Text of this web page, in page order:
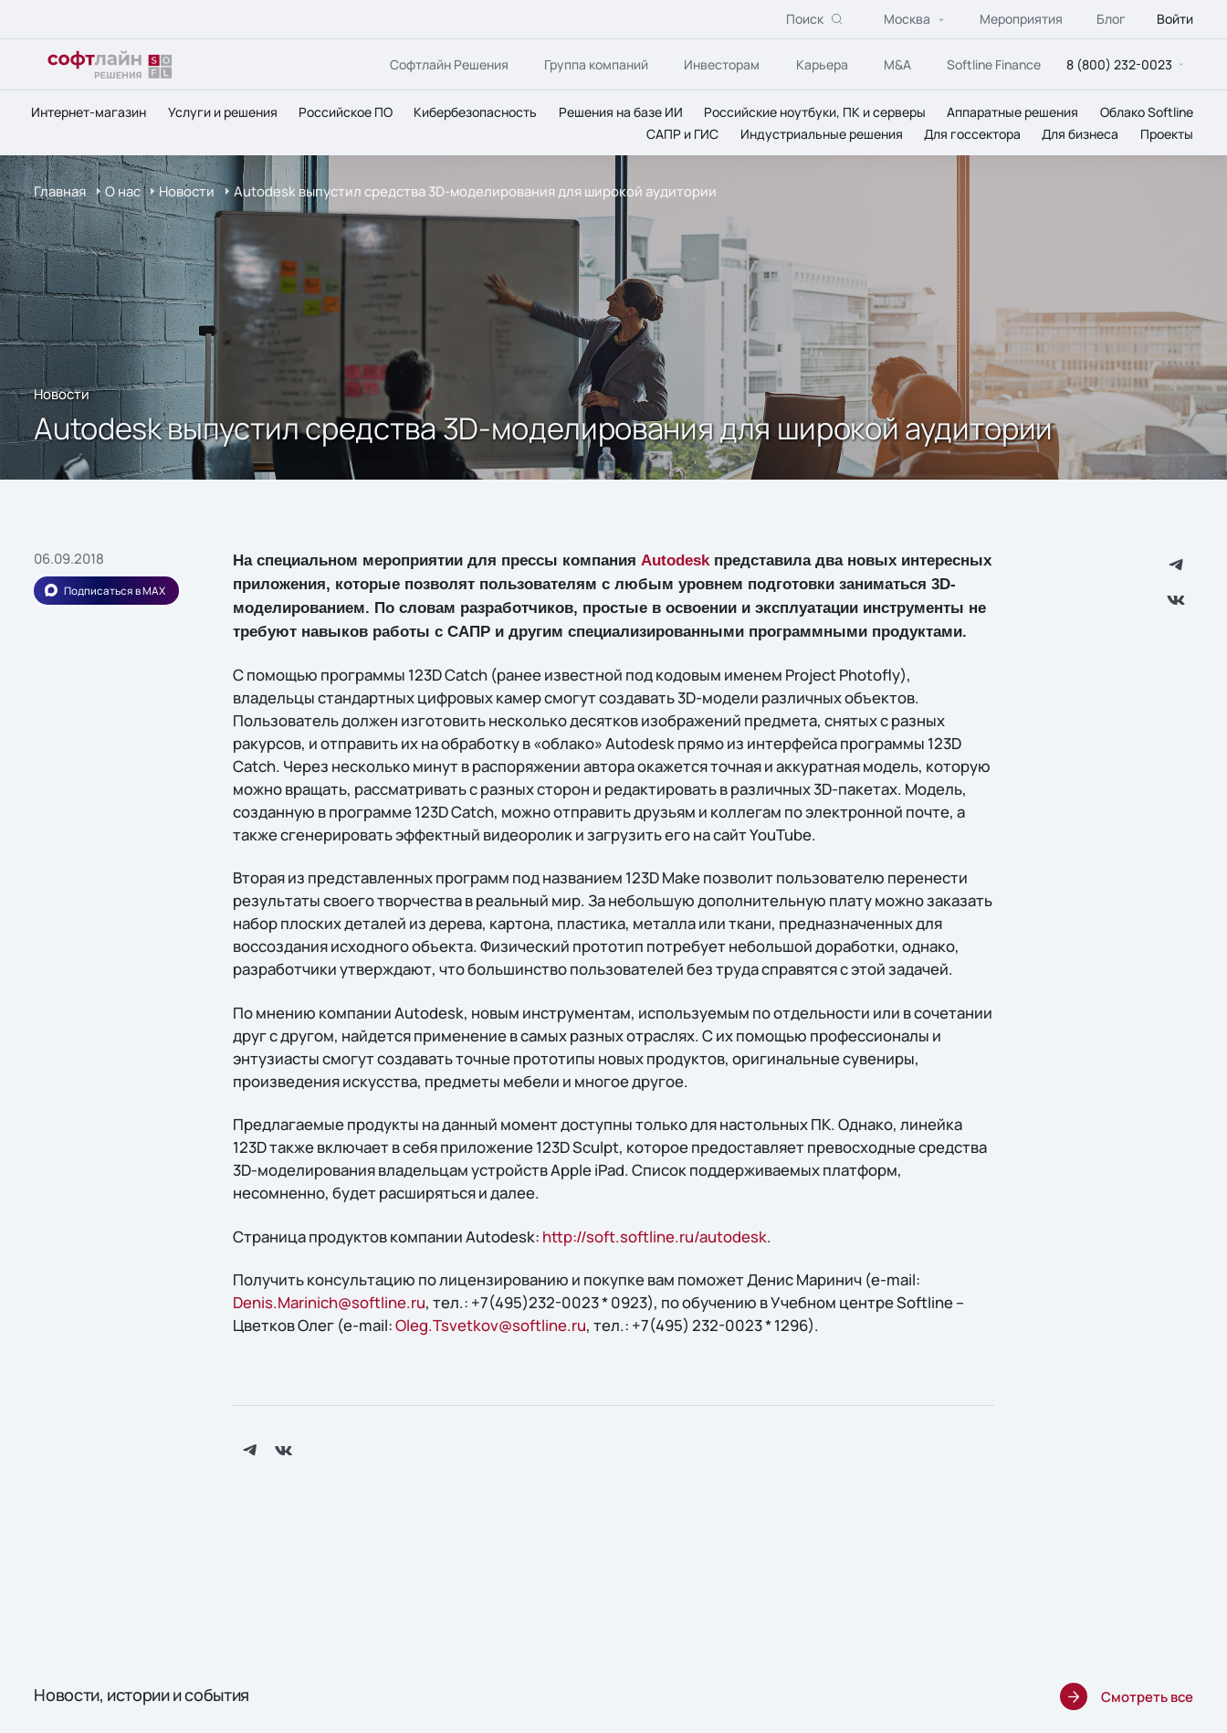
Поиск Москва Мероприятия Блог Войти
Софтлайн Решения Группа компаний Инвесторам Карьера M&A Softline Finance 8 (800) 232-0023
Интернет-магазин Услуги и решения Российское ПО Кибербезопасность Решения на базе ИИ Российские ноутбуки, ПК и серверы Аппаратные решения
Облако Softline
САПР и ГИС
Индустриальные решения Для госсектора Для бизнеса Проекты
Главная О нас Новости Autodesk выпустил средства 3D-моделирования для широкой аудитории
Новости
Autodesk выпустил средства 3D-моделирования для широкой аудитории
06.09.2018
Подписаться в MAX
На специальном мероприятии для прессы компания Autodeskпредставила два новых интересных
приложения, которые позволят пользователям с любым уровнем подготовки заниматься 3D-
моделированием. По словам разработчиков, простые в освоении и эксплуатации инструменты не
требуют навыков работы с САПР и другим специализированными программными продуктами.
С помощью программы 123D Catch (ранее известной под кодовым именем Project Photofly),
владельцы стандартных цифровых камер смогут создавать 3D-модели различных объектов.
Пользователь должен изготовить несколько десятков изображений предмета, снятых с разных
ракурсов, и отправить их на обработку в «облако» Autodesk прямо из интерфейса программы 123D
Catch. Через несколько минут в распоряжении автора окажется точная и аккуратная модель, которую
можно вращать, рассматривать с разных сторон и редактировать в различных 3D-пакетах. Модель,
созданную в программе 123D Catch, можно отправить друзьям и коллегам по электронной почте, а
также сгенерировать эффектный видеоролик и загрузить его на сайт YouTube.
Вторая из представленных программ под названием 123D Make позволит пользователю перенести
результаты своего творчества в реальный мир. За небольшую дополнительную плату можно заказать
набор плоских деталей из дерева, картона, пластика, металла или ткани, предназначенных для
воссоздания исходного объекта. Физический прототип потребует небольшой доработки, однако,
разработчики утверждают, что большинство пользователей без труда справятся с этой задачей.
По мнению компании Autodesk, новым инструментам, используемым по отдельности или в сочетании
друг с другом, найдется применение в самых разных отраслях. С их помощью профессионалы и
энтузиасты смогут создавать точные прототипы новых продуктов, оригинальные сувениры,
произведения искусства, предметы мебели и многое другое.
Предлагаемые продукты на данный момент доступны только для настольных ПК. Однако, линейка
123D также включает в себя приложение 123D Sculpt, которое предоставляет превосходные средства
3D-моделирования владельцам устройств Apple iPad. Список поддерживаемых платформ,
несомненно, будет расширяться и далее.
Страница продуктов компании Autodesk: http://soft.softline.ru/autodesk.
Получить конcультацию по лицензированию и покупке вам поможет Денис Маринич (e-mail:
Denis.Marinich@softline.ru, тел.: +7(495)232-0023 * 0923), по обучению в Учебном центре Softline –
Цветков Олег (e-mail:Oleg.Tsvetkov@softline.ru, тел.: +7(495) 232-0023 * 1296).
Новости, истории и события Смотреть все